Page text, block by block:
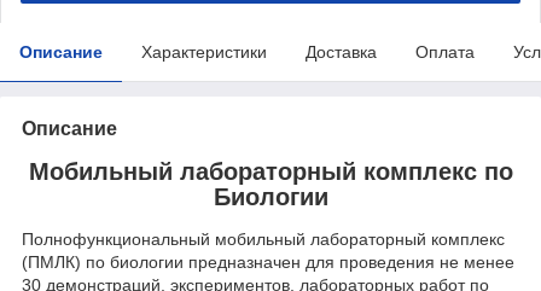
Описание Характеристики Доставка Оплата
Описание
Мобильный лабораторный комплекс по
Биологии
Полнофункциональный мобильный лабораторный комплекс
(ПМЛК) по биологии предназначен для проведения не менее
30 демонстраций, экспериментов, лабораторных работ по